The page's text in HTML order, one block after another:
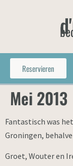
Reservieren
Mei 2013
Fantastisch was
Groningen,
Groet, Wouter en